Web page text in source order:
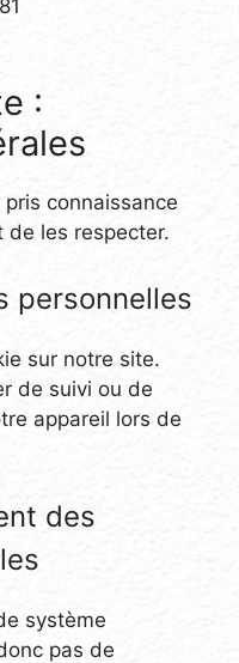
:
pris connaissance
les respecter.
personnelles
sur notre site.
de suivi ou de
appareil lors de
des
système
pas de